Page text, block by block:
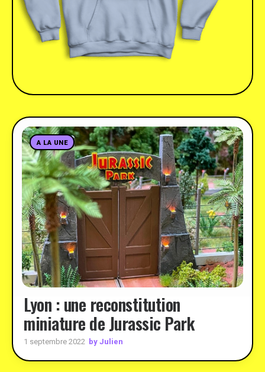
A LA UNE
Lyon : une reconstitution
miniature de Jurassic Park
1 septembre 2022 by Julien